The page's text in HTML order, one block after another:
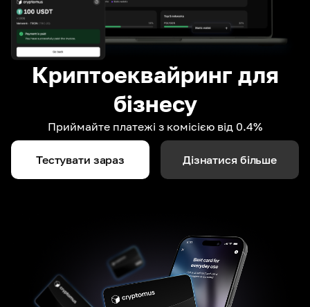
Криптоеквайринг для
бізнесу
Приймайте платежі з комісією від 0.4%
Тестувати зараз Дізнатися більше